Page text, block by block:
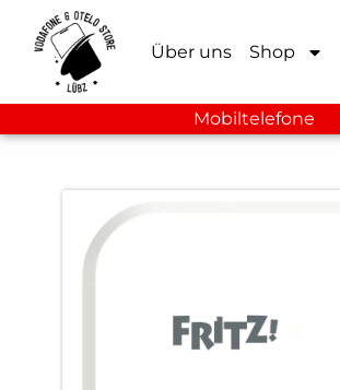
Über uns Shop
Mobiltelefone